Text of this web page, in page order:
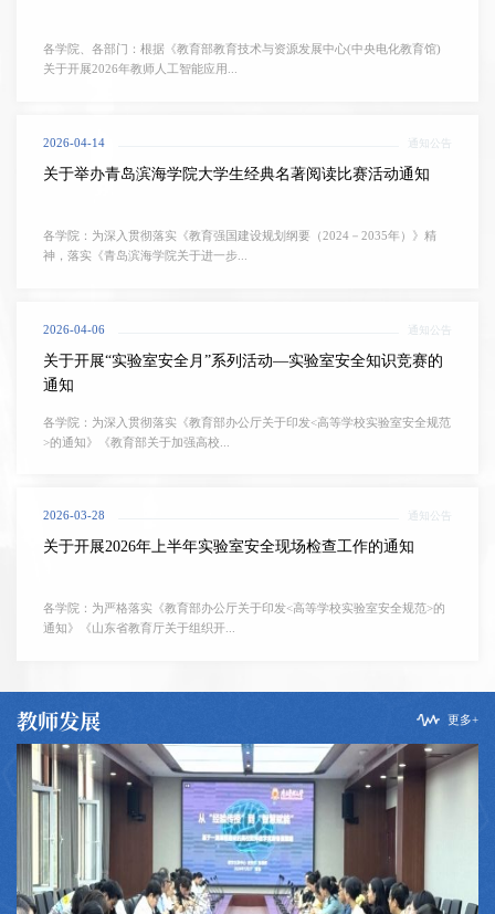
各学院、各部门：根据《教育部教育技术与资源发展中心(中央电化教育馆)
关于开展2026年教师人工智能应用...
2026-04-14 通知公告
关于举办青岛滨海学院大学生经典名著阅读比赛活动通知
各学院：为深入贯彻落实《教育强国建设规划纲要（2024－2035年）》精
神，落实《青岛滨海学院关于进一步...
2026-04-06 通知公告
关于开展“实验室安全月”系列活动—实验室安全知识竞赛的
通知
各学院：为深入贯彻落实《教育部办公厅关于印发<高等学校实验室安全规范
>的通知》《教育部关于加强高校...
2026-03-28 通知公告
关于开展2026年上半年实验室安全现场检查工作的通知
各学院：为严格落实《教育部办公厅关于印发<高等学校实验室安全规范>的
通知》《山东省教育厅关于组织开...
教师发展 更多+